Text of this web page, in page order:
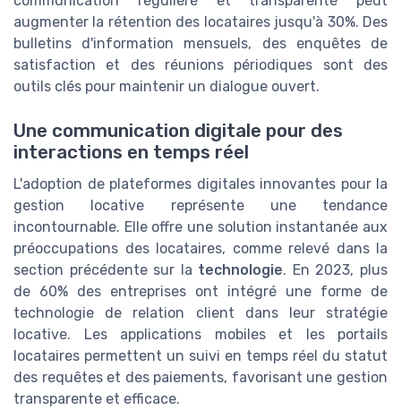
augmenter la rétention des locataires jusqu'à 30%. Des
bulletins d'information mensuels, des enquêtes de
satisfaction et des réunions périodiques sont des
outils clés pour maintenir un dialogue ouvert.
Une communication digitale pour des
interactions en temps réel
L'adoption de plateformes digitales innovantes pour la
gestion locative représente une tendance
incontournable. Elle offre une solution instantanée aux
préoccupations des locataires, comme relevé dans la
section précédente sur la technologie. En 2023, plus
de 60% des entreprises ont intégré une forme de
technologie de relation client dans leur stratégie
locative. Les applications mobiles et les portails
locataires permettent un suivi en temps réel du statut
des requêtes et des paiements, favorisant une gestion
transparente et efficace.